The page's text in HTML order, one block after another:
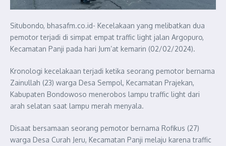
Situbondo, bhasafm.co.id- Kecelakaan yang melibatkan dua
pemotor terjadi di simpat empat traffic light jalan Argopuro,
Kecamatan Panji pada hari Jum’at kemarin (02/02/2024).
Kronologi kecelakaan terjadi ketika seorang pemotor bernama
Zainullah (23) warga Desa Sempol, Kecamatan Prajekan,
Kabupaten Bondowoso menerobos lampu traffic light dari
arah selatan saat lampu merah menyala.
Disaat bersamaan seorang pemotor bernama Rofikus (27)
warga Desa Curah Jeru, Kecamatan Panji melaju karena traffic